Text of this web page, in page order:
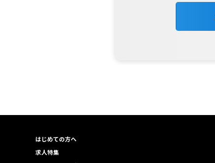
はじめての方へ
求人特集